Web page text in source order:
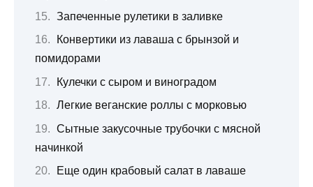
Запеченные рулетики в заливке
Конвертики из лаваша с брынзой и
помидорами
Кулечки с сыром и виноградом
Легкие веганские роллы с морковью
Сытные закусочные трубочки с мясной
начинкой
Еще один крабовый салат в лаваше